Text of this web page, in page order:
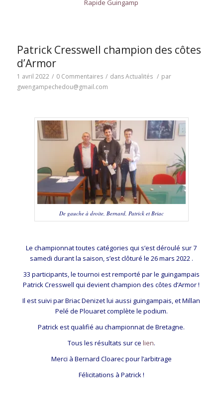
Rapide Guingamp
Patrick Cresswell champion des côtes
d’Armor
1 avril 2022 / 0 Commentaires / dansActualités / par
gwengampechedou@gmail.com
De gauche à droite, Bernard, Patrick et Briac
Le championnat toutes catégories qui s’est déroulé sur 7
samedi durant la saison, s’est clôturé le 26 mars 2022 .
33 participants, le tournoi est remporté par le guingampais
Patrick Cresswell qui devient champion des côtes d’Armor !
Il est suivi par Briac Denizet lui aussi guingampais, et Millan
Pelé de Plouaret complète le podium.
Patrick est qualifié au championnat de Bretagne.
Tous les résultats sur ce lien.
Merci à Bernard Cloarec pour l’arbitrage
Félicitations à Patrick !